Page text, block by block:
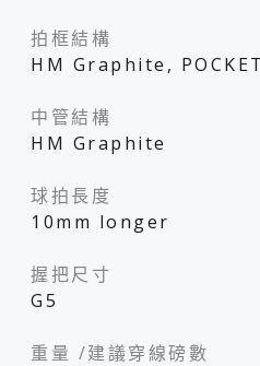
拍框結構
HM Graphite,
中管結構
HM Graphite
球拍長度
10mm longer
握把尺寸
G5
重量 /建議穿線磅數